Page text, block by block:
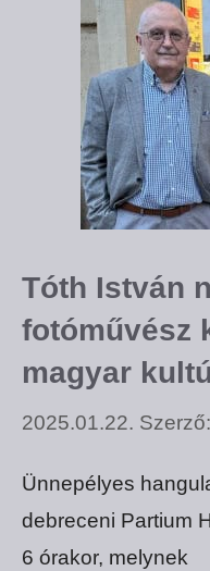
Tóth István
fotóművész
magyar
2025.01.22. Szerző:
Ünnepélyes
debreceni Partium
6 órakor, melynek